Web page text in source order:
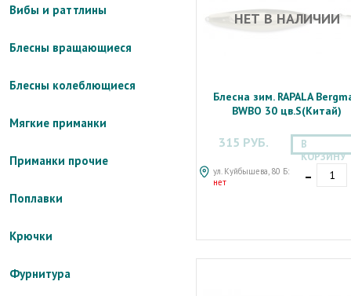
Вибы и раттлины
Блесны вращающиеся
Блесны колеблющиеся
Мягкие приманки
Приманки прочие
Поплавки
Крючки
Фурнитура
НЕТ В НАЛИЧИИ
Блесна зим. RAPALA
BWBO 30 цв.S(Китай)
315 РУБ.
ул. Куйбышева, 80 Б:
нет
В
КОРЗИНУ
-